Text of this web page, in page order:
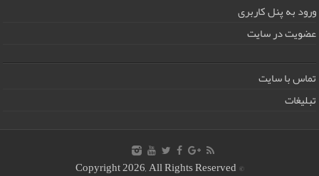
ورود به پنل کاربری
عضویت در سایت
تماس با سایت
تبلیغات
© Copyright 2026, All Rights Reserved